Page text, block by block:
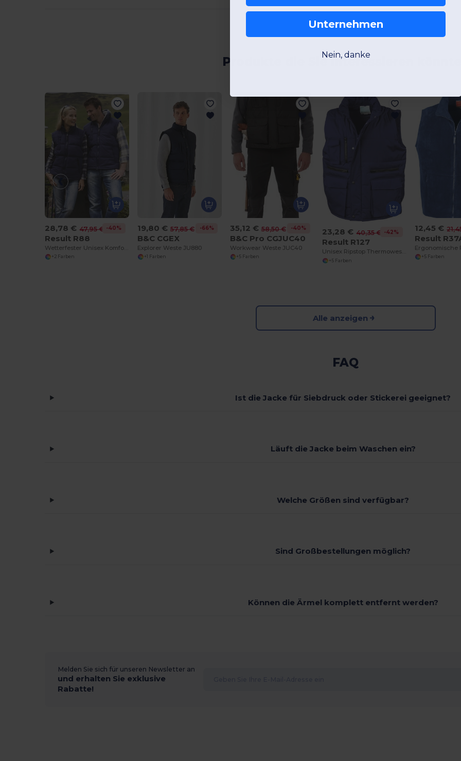
Produkte die Sie interessieren
28,78 € 47,95 € -40%
Result R88
+2 Farben
19,80 € 57,85 € -66%
B&C CGEX
Explorer Weste JU880
+1 Farben
35,12 € 58,50 € -40%
B&C Pro CGJUC40
Workwear Weste JUC40
+5 Farben
23,28 € 40,35 € -42%
Result R127
+5 Farben
12,45 €
Result
+5 Farben
Alle anzeigen
FAQ
Ist die Jacke für Siebdruck oder Stickerei geeignet?
Läuft die Jacke beim Waschen ein?
Welche Größen sind verfügbar?
Sind Großbestellungen möglich?
Können die Ärmel komplett entfernt werden?
Melden Sie sich für unseren Newsletter an
und erhalten Sie exklusive
Rabatte!
Unternehmen
Nein, danke